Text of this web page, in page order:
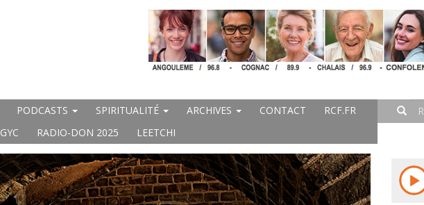
PODCASTS SPIRITUALITÉ ARCHIVES CONTACT
RCF.FR
GYC RADIO-DON 2025 LEETCHI